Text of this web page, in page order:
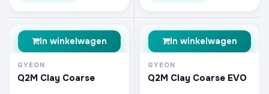
In winkelwagen
GYEON
Q2M Clay Coarse
In winkelwagen
GYEON
Q2M Clay Coarse EVO